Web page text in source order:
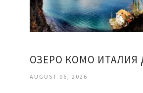
AUGUST 06, 2026